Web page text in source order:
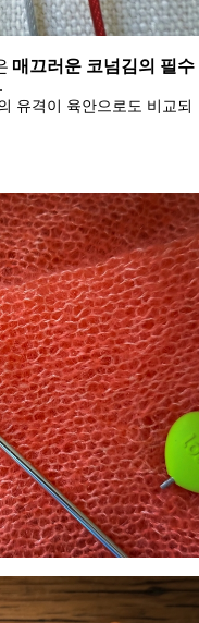
매끄러운 코넘김의 필수
유격이 육안으로도 비교되